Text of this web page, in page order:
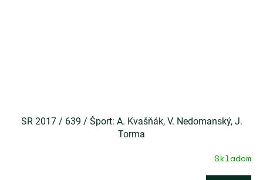
SR 2017 / 639 / Šport: A. Kvašňák, V. Nedomanský, J.
Torma
Skladom